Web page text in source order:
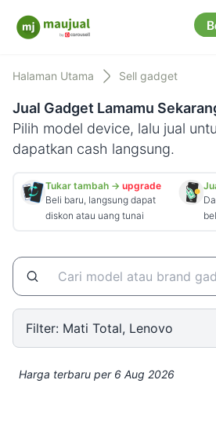
Maujual
Halaman Utama Sell gadget
Jual Gadget Lamamu
Pilih model device, lalu jual
dapatkan cash langsung.
Tukar tambah → upgrade
Beli baru, langsung dapat
diskon atau uang tunai
Filter: Mati Total, Lenovo
Harga terbaru per 6 Aug 2026